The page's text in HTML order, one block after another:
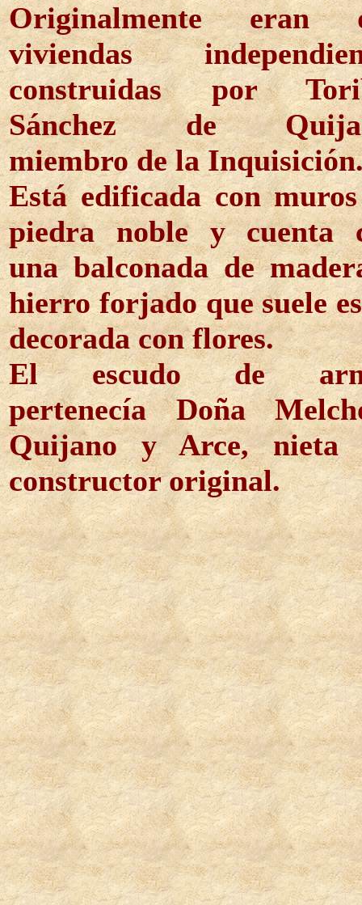
Originalmente eran
viviendas
construidas por
Sánchez de
miembro de la
Está edificada con
piedra noble y cuenta
una balconada de
hierro forjado que suele
decorada con flores.
El escudo de
pertenecía Doña
Quijano y Arce, nieta
constructor original.